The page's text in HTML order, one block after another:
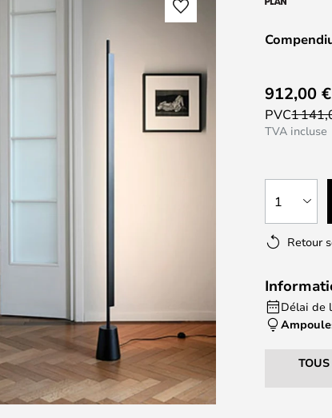
912,00 €
PVC1
TVA incluse
1
Retour
Délai de